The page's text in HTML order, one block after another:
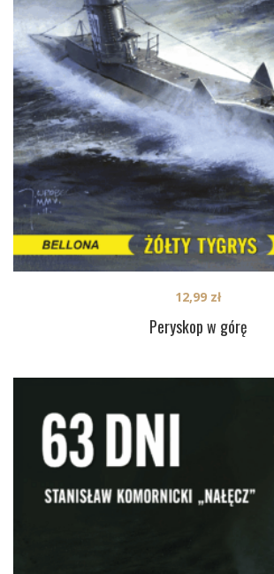
Peryskop w górę
12,99 zł